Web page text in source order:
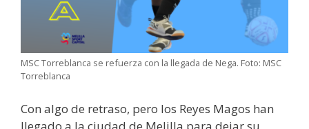
MSC Torreblanca se refuerza con la llegada de Nega. Foto: MSC
Torreblanca
Con algo de retraso, pero los Reyes Magos han